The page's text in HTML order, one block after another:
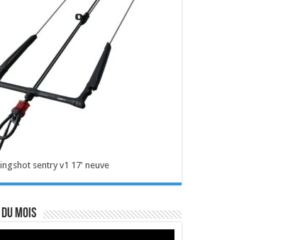
sentry v1 17' neuve
mois